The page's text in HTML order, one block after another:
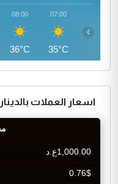
07:00
35°C
08:00
36°C
›
اسعار العملات